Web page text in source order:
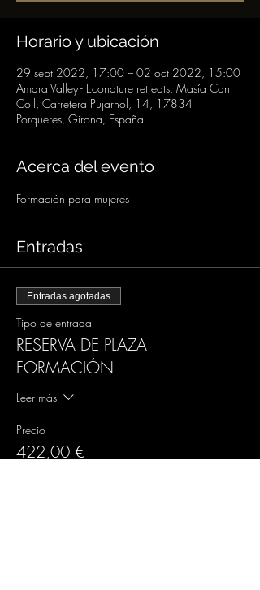
Horario y ubicación
29 sept 2022, 17:00 – 02 oct 2022, 15:00
Amara Valley - Econature retreats, Masía Can
Coll, Carretera Pujarnol, 14, 17834
Porqueres, Girona, España
Acerca del evento
Formación para mujeres
Entradas
Entradas agotadas
Tipo de entrada
RESERVA DE PLAZA
FORMACIÓN
Leer más
Precio
422,00 €